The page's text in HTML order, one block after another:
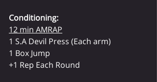
Conditioning:
12 min AMRAP
1 S.A Devil Press (Each arm)
1 Box Jump
+1 Rep Each Round